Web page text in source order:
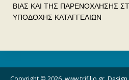
ΒΙΑΣ ΚΑΙ ΤΗΣ ΠΑΡΕΝΟΧΛΗΣΗΣ
ΥΠΟΔΟΧΗΣ ΚΑΤΑΓΓΕΛΙΩΝ